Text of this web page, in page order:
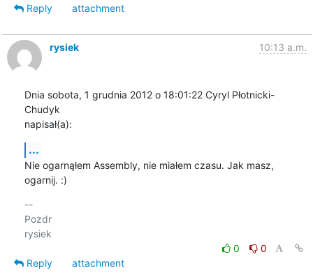
Reply
attachment
rysiek 10:13 a.m.
Dnia sobota, 1 grudnia 2012 o 18:01:22 Cyryl Płotnicki-
Chudyk
napisał(a):
...
Nie ogarnąłem Assembly, nie miałem czasu. Jak masz,
ogarnij. :)
--
Pozdr
0
0
Reply
attachment